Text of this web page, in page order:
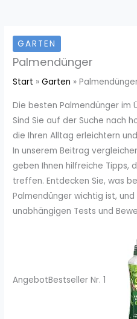
GARTEN
Palmendünger
Start Garten
Die besten Palmendünger im
Sind Sie auf der Suche nach
die Ihren Alltag erleichtern
In unserem Beitrag
geben Ihnen hilfreiche Tipps,
treffen. Entdecken Sie, was
Palmendünger wichtig ist,
unabhängigen Tests und
AngebotBestseller Nr. 1